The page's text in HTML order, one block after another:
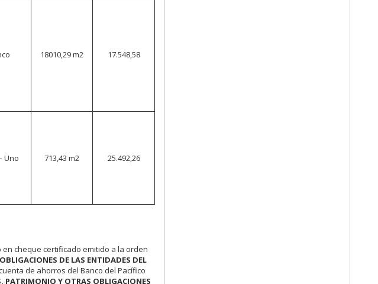
18010,29 m2 17.548,58
Uno 713,43 m2 25.492,26
cheque certificado emitido a la orden
DE LAS ENTIDADES DEL
de ahorros del Banco del Pacífico
PATRIMONIO Y OTRAS OBLIGACIONES